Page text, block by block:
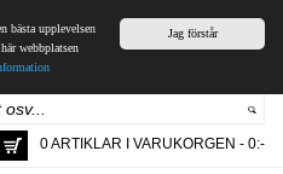
Jag förstår
bästa upplevelsen
webbplatsen
0 ARTIKLAR I VARUKORGEN - 0:-